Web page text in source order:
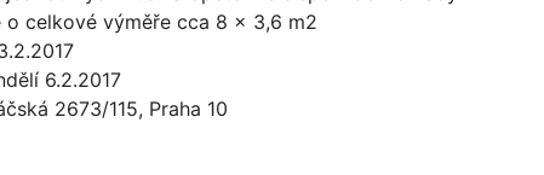
o celkové výměře cca 8 x 3,6 m2
6.2.2017
2673/115, Praha 10